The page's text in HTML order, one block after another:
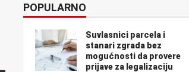
POPULARNO
Suvlasnici parcela i
stanari zgrada bez
mogućnosti da provere
prijave za legalizaciju